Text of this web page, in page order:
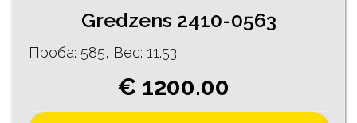
Gredzens 2410-0563
Проба: 585, Bес: 11.53
€ 1200.00